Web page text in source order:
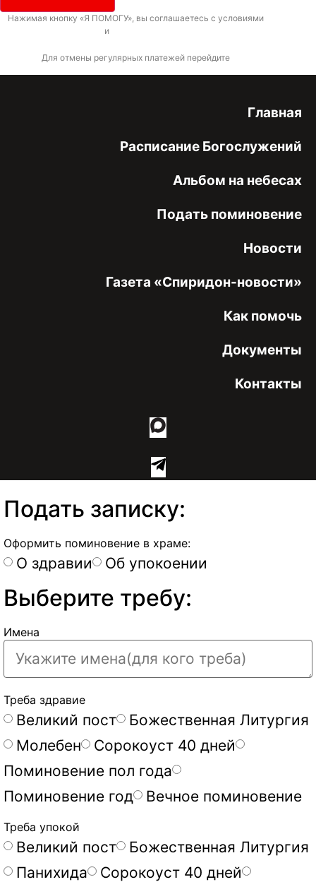
Нажимая кнопку «Я ПОМОГУ», вы соглашаетесь с условиями
и
Для отмены регулярных платежей перейдите
Главная
Расписание Богослужений
Альбом на небесах
Подать поминовение
Новости
Газета «Спиридон-новости»
Как помочь
Документы
Контакты
Подать записку:
Оформить поминовение в храме:
О здравии Об упокоении
Выберите требу:
Имена
Треба здравие
Великий пост
Божественная Литургия
Молебен
Сорокоуст 40 дней
Поминовение пол года
Поминовение год
Вечное поминовение
Треба упокой
Великий пост
Божественная Литургия
Панихида
Сорокоуст 40 дней